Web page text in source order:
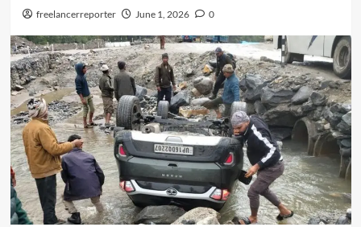
freelancerreporter June 1, 2026 0